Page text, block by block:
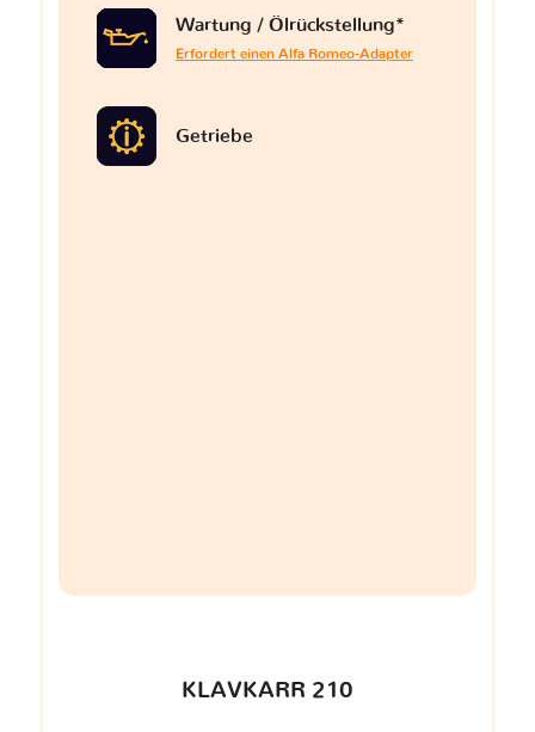
Wartung / Ölrückstellung*
Erfordert einen Alfa Romeo-Adapter
Getriebe
KLAVKARR 210